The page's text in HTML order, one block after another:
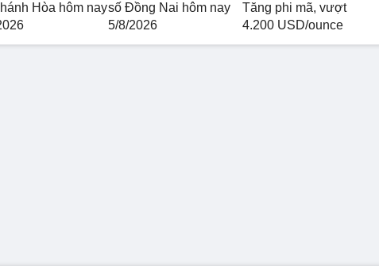
Hòa hôm naysố Đồng Nai hôm nay
5/8/2026
Tăng phi mã, vượt
4.200 USD/ounce